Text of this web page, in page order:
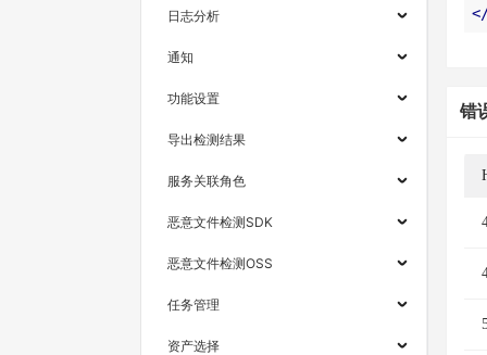
日志分析
通知
功能设置
导出检测结果
服务关联角色
恶意文件检测SDK
恶意文件检测OSS
任务管理
资产选择
错